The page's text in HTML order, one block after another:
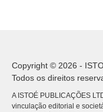
Copyright © 2026 -
Todos os direitos
A ISTOÉ PUBLICAÇÕES
vinculação editorial e